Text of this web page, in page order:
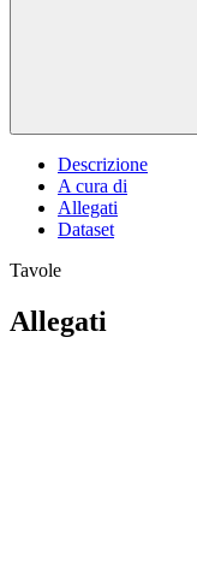
Descrizione
A cura di
Allegati
Dataset
Tavole
Allegati